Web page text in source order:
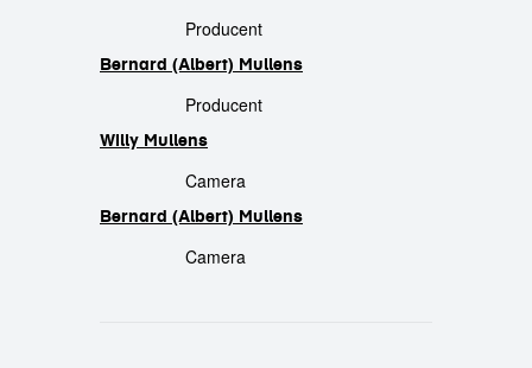
Producent
Bernard (Albert) Mullens
Producent
Willy Mullens
Camera
Bernard (Albert) Mullens
Camera